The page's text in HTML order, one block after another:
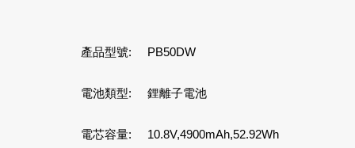
產品型號: PB50DW
電池類型: 鋰離子電池
電芯容量: 10.8V,4900mAh,52.92Wh